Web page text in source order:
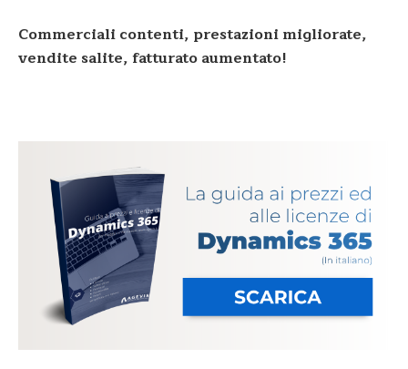
Commerciali contenti, prestazioni migliorate,
vendite salite, fatturato aumentato!